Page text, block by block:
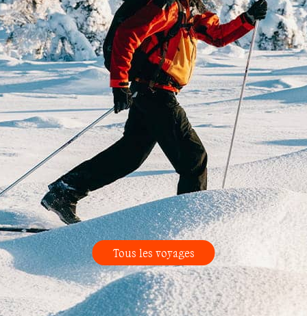
Tous les voyages